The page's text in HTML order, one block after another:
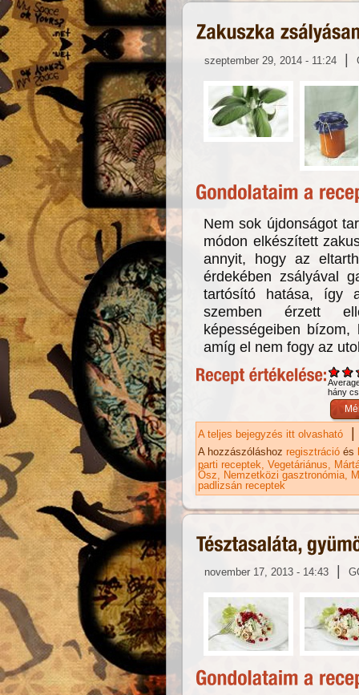
szeptember 29, 2014 - 11:24 |
Nem sok újdonságot
módon elkészített
annyit, hogy az
érdekében zsályával
tartósító hatása, így
szemben érzett
képességeiben
amíg el nem fogy az
hány
A teljes bejegyzés itt olvasható |
A hozzászóláshoz regisztráció és
parti receptek Vegetáriánus
Ősz
Nemzetközi gasztronómia
padlizsán receptek
november 17, 2013 - 14:43 |